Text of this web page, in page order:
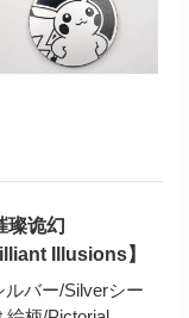
璨诡幻
Illusions】
ルバー/Silverシー